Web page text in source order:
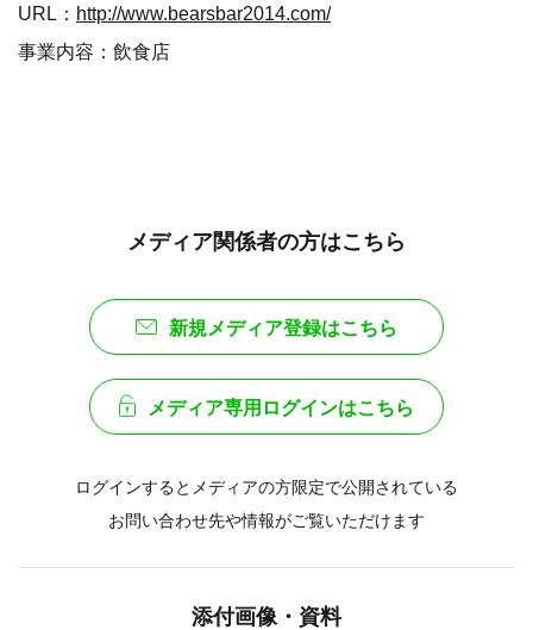
URL： http://www.bearsbar2014.com/
事業内容：飲食店
メディア関係者の方はこちら
新規メディア登録はこちら
メディア専用ログインはこちら
ログインするとメディアの方限定で公開されている
お問い合わせ先や情報がご覧いただけます
添付画像・資料